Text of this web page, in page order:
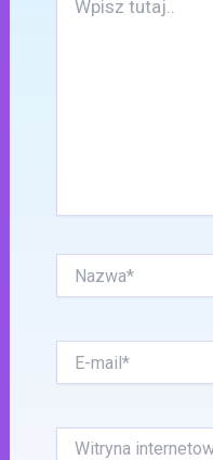
tutaj..
mail*